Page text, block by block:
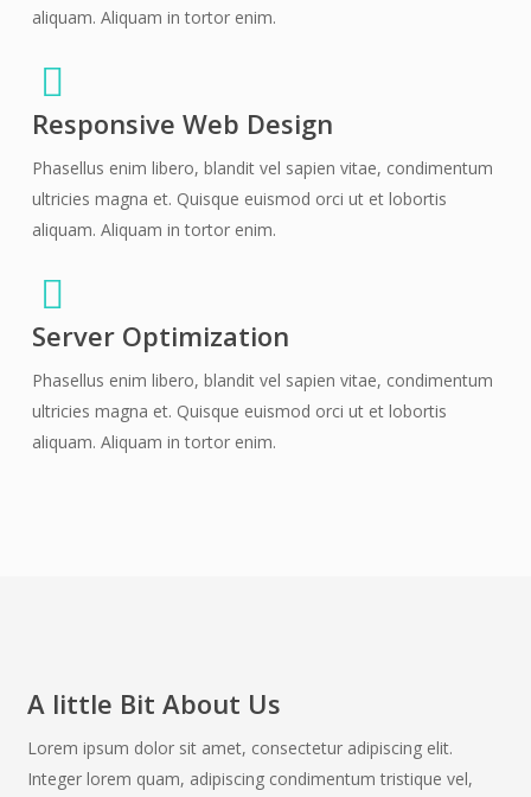
aliquam. Aliquam in tortor enim.
Responsive Web Design
Phasellus enim libero, blandit vel sapien vitae, condimentum
ultricies magna et. Quisque euismod orci ut et lobortis
aliquam. Aliquam in tortor enim.
Server Optimization
Phasellus enim libero, blandit vel sapien vitae, condimentum
ultricies magna et. Quisque euismod orci ut et lobortis
aliquam. Aliquam in tortor enim.
A little Bit About Us
Lorem ipsum dolor sit amet, consectetur adipiscing elit.
Integer lorem quam, adipiscing condimentum tristique vel,